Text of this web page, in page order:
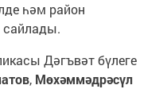
һәм район
сайлады.
Дәгъвәт бүлеге
, Мөхәммәдрәсүл